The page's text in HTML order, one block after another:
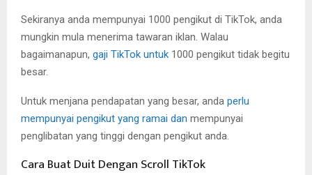
Sekiranya anda mempunyai 1000 pengikut di TikTok, anda
mungkin mula menerima tawaran iklan. Walau
bagaimanapun, gaji TikTok untuk 1000 pengikut tidak begitu
besar.
Untuk menjana pendapatan yang besar, anda perlu
mempunyai pengikut yang ramai dan mempunyai
penglibatan yang tinggi dengan pengikut anda.
Cara Buat Duit Dengan Scroll TikTok